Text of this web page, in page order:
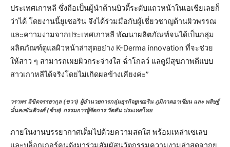
ประเทศเกาหลี ซึ่งถือเป็นผู้นำด้านบิวตี้ระดับแถวหน้าในเอเชียเลยก็
ว่าได้ โดยงานนี้ยูเซอริน จึงได้ร่วมมือกับผู้เชี่ยวชาญด้านผิวพรรณ
และความงามจากประเทศเกาหลี พัฒนาผลิตภัณฑ์จนได้เป็นกลุ่ม
ผลิตภัณฑ์ดูแลผิวหน้าล่าสุดอย่าง K-Derma innovation ที่จะช่วย
ให้สาว ๆ สามารถเผยผิวกระจ่างใส ฉ่ำโกลว์ แลดูมีสุขภาพดีแบบ
สาวเกาหลีได้จริงโดยไม่เกิดผลข้างเคียงค่ะ”
วราพร ลิขิตจรรยากุล (ขวา) ผู้อำนวยการกลุ่มธุรกิจยูเซอริน ภูมิภาคอาเซียน และ พสิษฐ์
มั่นคงขันติวงศ์ (ซ้าย) กรรมการผู้จัดการ วัตสัน ประเทศไทย
ภายในงานบรรยากาศเต็มไปด้วยความสดใส พร้อมเหล่าเซเลบ